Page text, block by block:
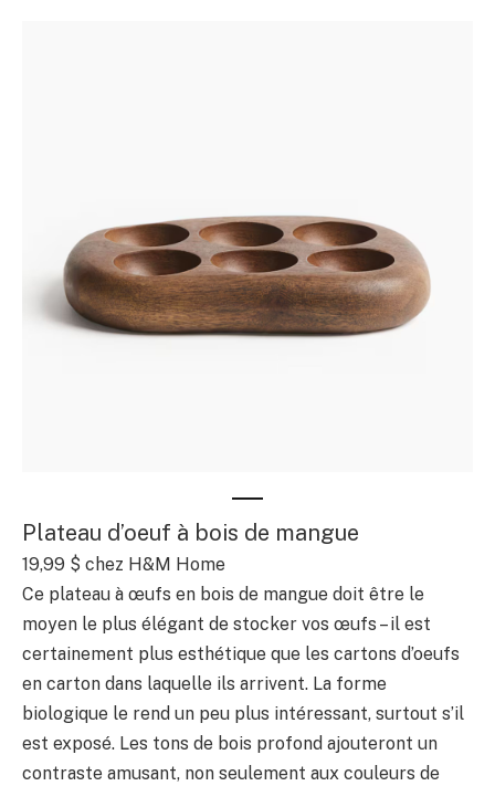
Plateau d’oeuf à bois de mangue
19,99 $ chez H&M Home
Ce plateau à œufs en bois de mangue doit être le
moyen le plus élégant de stocker vos œufs – il est
certainement plus esthétique que les cartons d’oeufs
en carton dans laquelle ils arrivent. La forme
biologique le rend un peu plus intéressant, surtout s’il
est exposé. Les tons de bois profond ajouteront un
contraste amusant, non seulement aux couleurs de